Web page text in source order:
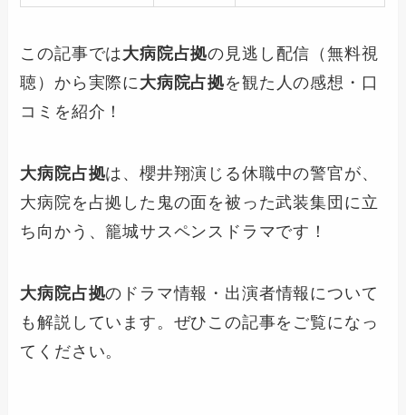
この記事では大病院占拠の見逃し配信（無料視
聴）から実際に大病院占拠を観た人の感想・口
コミを紹介！
大病院占拠は、櫻井翔演じる休職中の警官が、
大病院を占拠した鬼の面を被った武装集団に立
ち向かう、籠城サスペンスドラマです！
大病院占拠のドラマ情報・出演者情報について
も解説しています。ぜひこの記事をご覧になっ
てください。